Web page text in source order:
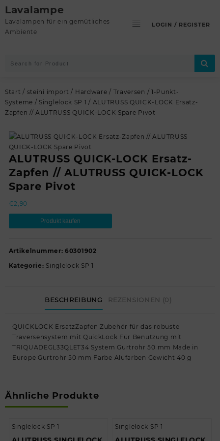
Skip
to
content
Lavalampe
Lavalampen für ein gemütliches
Ambiente
LOGIN / REGISTER
Start / steini import / Hardware / Traversen / 1-Punkt-
Systeme / Singlelock SP 1 / ALUTRUSS QUICK-LOCK Ersatz-
Zapfen // ALUTRUSS QUICK-LOCK Spare Pivot
ALUTRUSS QUICK-LOCK Ersatz-
Zapfen // ALUTRUSS QUICK-LOCK
Spare Pivot
€2,90
Produkt kaufen
Artikelnummer: 60301902
Kategorie: Singlelock SP 1
BESCHREIBUNG REZENSIONEN (0)
QUICKLOCK ErsatzZapfen Zubehör für das robuste
Traversensystem mit QuickLock Für Benutzung mit
TRIQUADEGL33QLET34 System Gurtrohr 50 mm Made in
Europe Gurtrohr 50 mm Farbe Alufarben Gewicht 40 g
Ähnliche Produkte
Singlelock SP 1 Singlelock SP 1